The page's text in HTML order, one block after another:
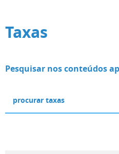
Taxas
Pesquisar nos conteúdos